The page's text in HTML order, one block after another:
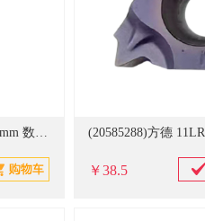
(20585287)方德 HNR0008K11 125mm 数控刀杆(单位：支)
￥38.5